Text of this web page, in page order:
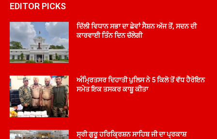
EDITOR PICKS
ਦਿੱਲੀ ਵਿਧਾਨ ਸਭਾ ਦਾ ਛੇਵਾਂ ਸੈਸ਼ਨ ਅੱਜ ਤੋਂ, ਸਦਨ ਦੀ
ਕਾਰਵਾਈ ਤਿੰਨ ਦਿਨ ਚੱਲੇਗੀ
ਅੰਮ੍ਰਿਤਸਰ ਦਿਹਾਤੀ ਪੁਲਿਸ ਨੇ 5 ਕਿਲੋ ਤੋਂ ਵੱਧ ਹੈਰੋਇਨ
ਸਮੇਤ ਇਕ ਤਸਕਰ ਕਾਬੂ ਕੀਤਾ
ਸ੍ਰੀ ਗੁਰੂ ਹਰਿਕ੍ਰਿਸ਼ਨ ਸਾਹਿਬ ਜੀ ਦਾ ਪ੍ਰਕਾਸ਼